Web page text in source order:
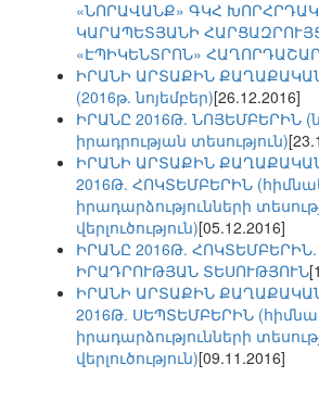
«ՆՈՐԱՎԱՆՔ» ԳԿՀ
ԿԱՐԱՊԵՏՅԱՆԻ
«ԷՊԻԿԵՆՏՐՈՆ»
ԻՐԱՆԻ ԱՐՏԱՔԻՆ
(2016թ. նոյեմբեր)[26.12.2016]
ԻՐԱՆԸ 2016Թ. ՆՈՅԵՄԲԵՐԻՆ
իրադրության տեսություն)
ԻՐԱՆԻ ԱՐՏԱՔԻՆ
2016Թ. ՀՈԿՏԵՄԲԵՐԻՆ
իրադարձությունների
վերլուծություն)[05.12.2016]
ԻՐԱՆԸ 2016Թ.
ԻՐԱԴՐՈՒԹՅԱՆ ՏԵՍՈՒԹՅՈՒՆ
ԻՐԱՆԻ ԱՐՏԱՔԻՆ
2016Թ. ՍԵՊՏԵՄԲԵՐԻՆ
իրադարձությունների
վերլուծություն)[09.11.2016]